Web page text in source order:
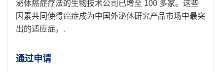
泌体癌症疗法的生物技术公司已增至 100 多家。这些
因素共同使得癌症成为中国外泌体研究产品市场中最突
出的适应症。.
通过申请